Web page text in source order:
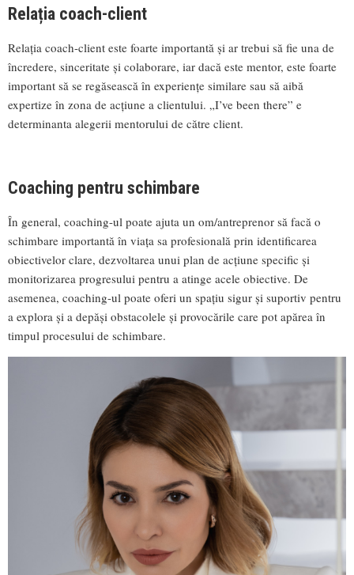
Relația coach-client
Relația coach-client este foarte importantă și ar trebui să fie una de
încredere, sinceritate și colaborare, iar dacă este mentor, este foarte
important să se regăsească în experiențe similare sau să aibă
expertize în zona de acțiune a clientului. „I’ve been there” e
determinanta alegerii mentorului de către client.
Coaching pentru schimbare
În general, coaching-ul poate ajuta un om/antreprenor să facă o
schimbare importantă în viața sa profesională prin identificarea
obiectivelor clare, dezvoltarea unui plan de acțiune specific și
monitorizarea progresului pentru a atinge acele obiective. De
asemenea, coaching-ul poate oferi un spațiu sigur și suportiv pentru
a explora și a depăși obstacolele și provocările care pot apărea în
timpul procesului de schimbare.